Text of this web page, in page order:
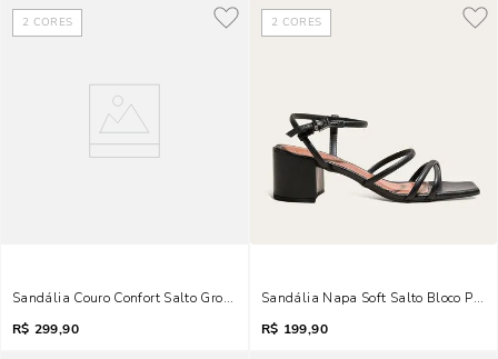
2 CORES
Sandália Couro Confort Salto Grosso Preto Croco
R$ 299,90
2 CORES
Sandália Napa Soft Salto Bloco
R$ 199,90